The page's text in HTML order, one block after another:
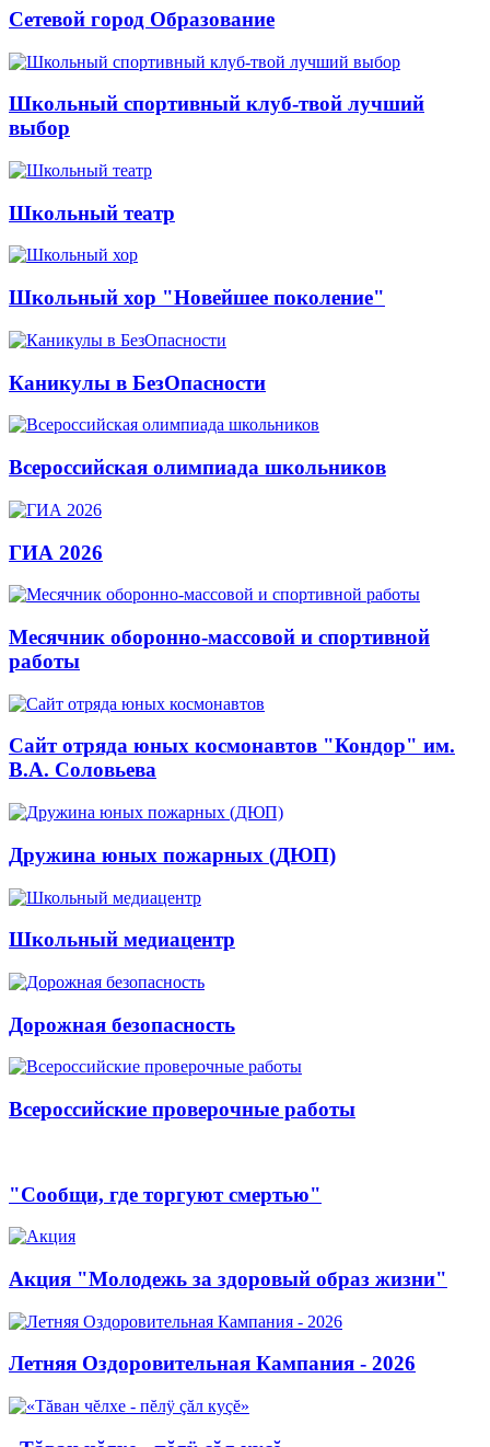
Сетевой город Образование
Школьный спортивный клуб-твой лучший
выбор
Школьный театр
Школьный хор "Новейшее поколение"
Каникулы в БезОпасности
Всероссийская олимпиада школьников
ГИА 2026
Месячник оборонно-массовой и спортивной
работы
Сайт отряда юных космонавтов "Кондор" им.
В.А. Соловьева
Дружина юных пожарных (ДЮП)
Школьный медиацентр
Дорожная безопасность
Всероссийские проверочные работы
"Сообщи, где торгуют смертью"
Акция "Молодежь за здоровый образ жизни"
Летняя Оздоровительная Кампания - 2026